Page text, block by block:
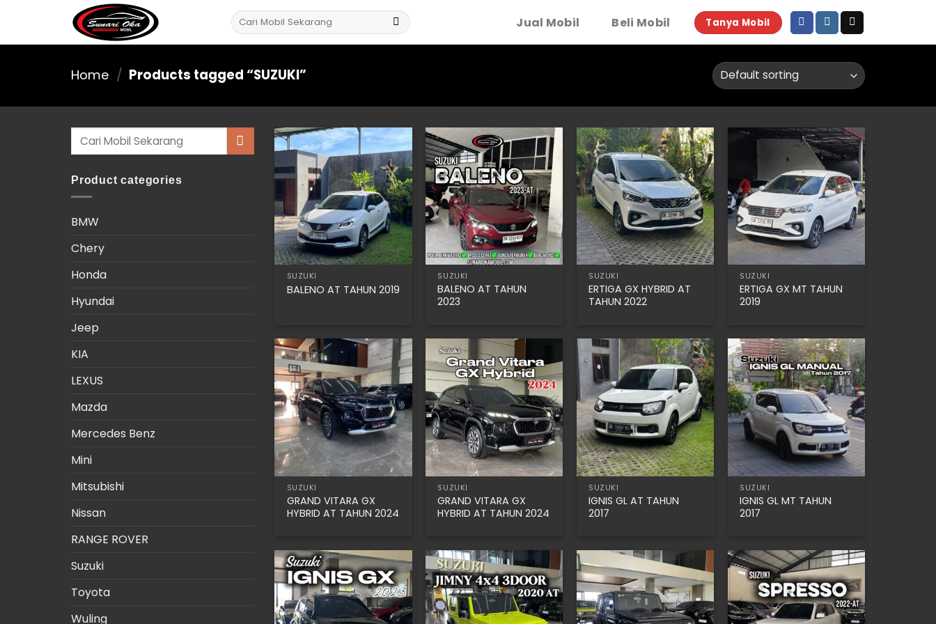
content
Search
for:
Jual Mobil Beli Mobil Tanya Mobil
Home / Products tagged “SUZUKI”
Search
Product categories
BMW
Chery
Honda
Hyundai
Jeep
KIA
LEXUS
Mazda
Mercedes Benz
Mini
Mitsubishi
Nissan
RANGE ROVER
Suzuki
Toyota
Wuling
SUZUKI
BALENO AT TAHUN 2019
SUZUKI
BALENO AT TAHUN
2023
SUZUKI
ERTIGA GX HYBRID AT
TAHUN 2022
SUZUKI
ERTIGA GX MT TAHUN
2019
SUZUKI
GRAND VITARA GX
HYBRID AT TAHUN 2024
SUZUKI
GRAND VITARA GX
HYBRID AT TAHUN 2024
SUZUKI
IGNIS GL AT TAHUN
2017
SUZUKI
IGNIS GL MT TAHUN
2017